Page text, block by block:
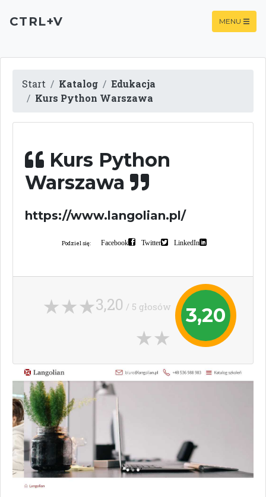
CTRL+V MENU
Start Katalog
Edukacja
Kurs Python Warszawa
Kurs Python
Warszawa
https://www.langolian.pl/
Podziel się: Facebook Twitter LinkedIn
3,20
3,20 / 5 głosów